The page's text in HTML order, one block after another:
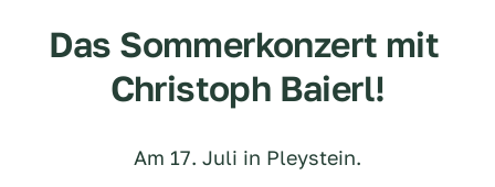
Das Sommerkonzert mit
Christoph Baierl!
Am 17. Juli in Pleystein.